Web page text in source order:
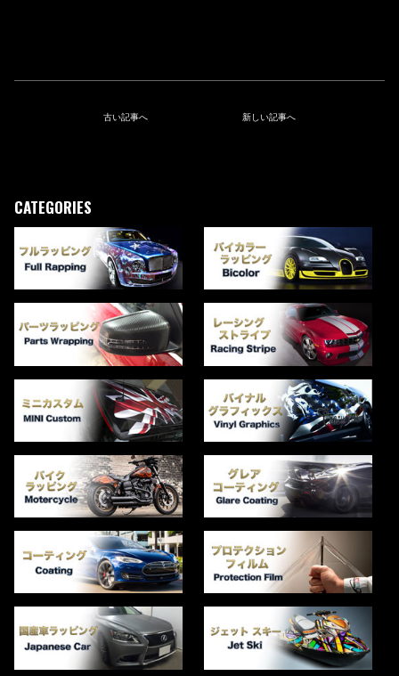
古い記事へ 新しい記事へ
CATEGORIES